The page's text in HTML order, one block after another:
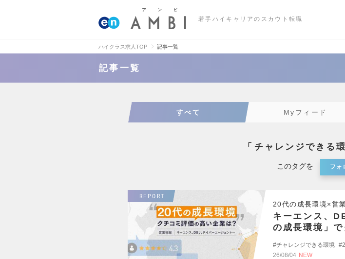
若手ハイキャリアのスカウト転職
ハイクラス求人TOP 記事一覧
記事一覧
すべて Myフィード
「 チャレンジできる
このタグを フォ
REPORT
20代の成長環境×営
キーエンス、
の成長環境」
チャレンジできる環境
26/08/04 NEW